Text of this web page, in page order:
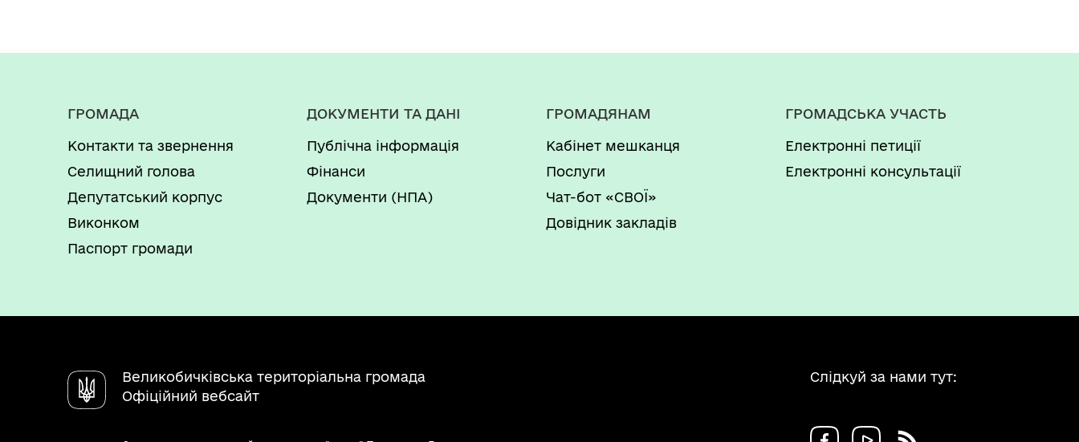
ГРОМАДА
Контакти та звернення
Селищний голова
Депутатський корпус
Виконком
Паспорт громади
ДОКУМЕНТИ ТА ДАНІ
Публічна інформація
Фінанси
Документи (НПА)
ГРОМАДЯНАМ
Кабінет мешканця
Послуги
Чат-бот «СВОЇ»
Довідник закладів
ГРОМАДСЬКА УЧАСТЬ
Електронні петиції
Електронні консультації
Великобичківська територіальна громада
Офіційний вебсайт
Слідкуй за нами тут: